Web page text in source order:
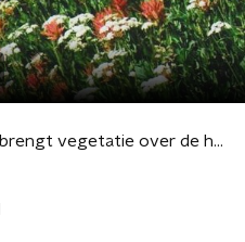
Unieke databank brengt vegetatie over de hele wereld in kaart